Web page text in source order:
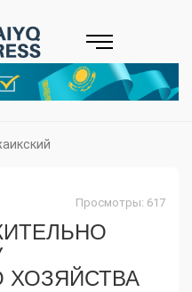
Просмотры: 617
ХОЗЯЙСТВА